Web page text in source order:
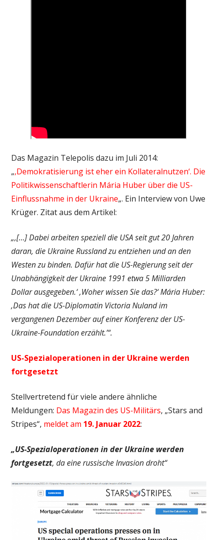
Das Magazin Telepolis dazu im Juli 2014:
„‚Demokratisierung ist eher ein Kollateralnutzen‘. Die
Politikwissenschaftlerin Mária Huber über die US-
Einflussnahme in der Ukraine„. Ein Interview von Uwe
Krüger. Zitat aus dem Artikel:
„‚[…] Dabei arbeiten speziell die USA seit gut 20 Jahren
daran, die Ukraine Russland zu entziehen und an den
Westen zu binden. Dafür hat die US-Regierung seit der
Unabhängigkeit der Ukraine 1991 etwa 5 Milliarden
Dollar ausgegeben.‘ ‚Woher wissen Sie das?‘ Mária Huber:
‚Das hat die US-Diplomatin Victoria Nuland im
vergangenen Dezember auf einer Konferenz der US-
Ukraine-Foundation erzählt.’“.
US-Spezialoperationen in der Ukraine werden
fortgesetzt
Stellvertretend für viele andere ähnliche
Meldungen: Das Magazin des US-Militärs, „Stars and
Stripes“, meldet am 19. Januar 2022:
„US-Spezialoperationen in der Ukraine werden
fortgesetzt, da eine russische Invasion droht“